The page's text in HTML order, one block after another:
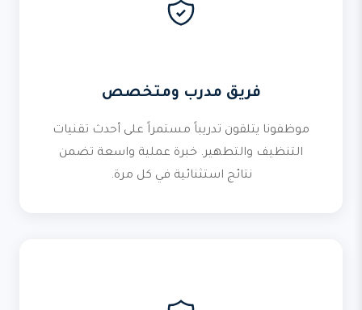
فريق مدرب ومتخصص
موظفونا يتلقون تدريباً مستمراً على أحدث تقنيات
التنظيف والتطهير. خبرة عملية واسعة تضمن
نتائج استثنائية في كل مرة.